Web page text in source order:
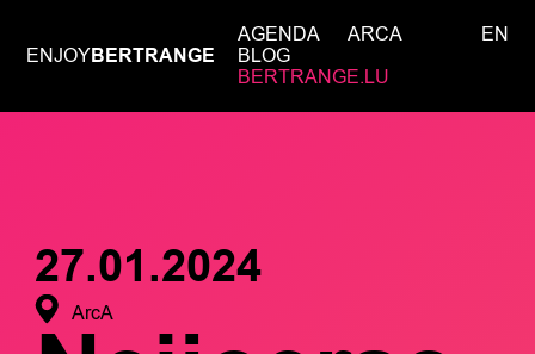
ENJOYBERTRANGE
AGENDA
ARCA
BLOG
BERTRANGE.LU
EN
27.01.2024
ArcA